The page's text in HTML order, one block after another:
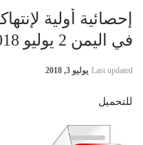
إحصائية أولية
في اليمن 2 يوليو 2018
Last updated يوليو 3, 2018
للتحميل